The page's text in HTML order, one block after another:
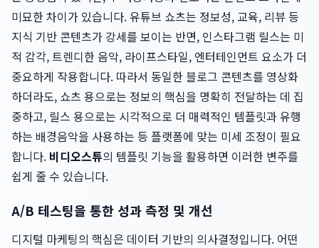
미묘한 차이가 있습니다. 유튜브 쇼츠는 정보성, 교육, 리뷰 등
지식 기반 콘텐츠가 강세를 보이는 반면, 인스타그램 릴스는 미
적 감각, 트렌디한 음악, 라이프스타일, 엔터테인먼트 요소가 더
중요하게 작용합니다. 따라서 동일한 블로그 콘텐츠를 영상화
하더라도, 쇼츠 용으로는 정보의 핵심을 명확히 전달하는 데 집
중하고, 릴스 용으로는 시각적으로 더 매력적인 템플릿과 유행
하는 배경음악을 사용하는 등 플랫폼에 맞는 미세 조정이 필요
합니다. 비디오스튜의 템플릿 기능을 활용하면 이러한 변주를
쉽게 줄 수 있습니다.
A/B 테스팅을 통한 성과 측정 및 개선
디지털 마케팅의 핵심은 데이터 기반의 의사결정입니다. 어떤